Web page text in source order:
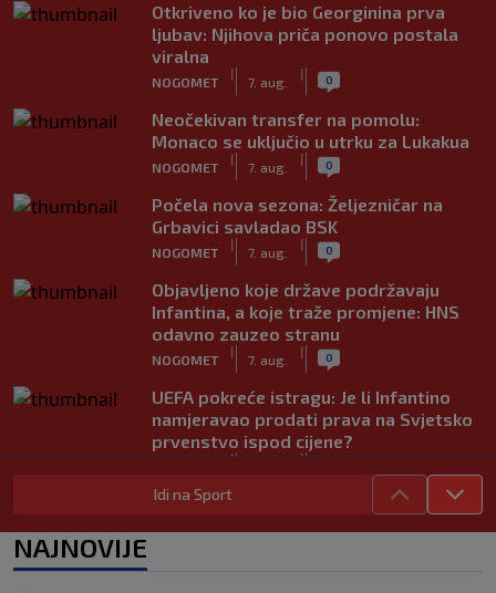
Otkriveno ko je bio Georginina prva
ljubav: Njihova priča ponovo postala
viralna
NOGOMET
|
7. aug.
| 0
Neočekivan transfer na pomolu:
Monaco se uključio u utrku za Lukakua
NOGOMET
|
7. aug.
| 0
Počela nova sezona: Željezničar na
Grbavici savladao BSK
NOGOMET
|
7. aug.
| 0
Objavljeno koje države podržavaju
Infantina, a koje traže promjene: HNS
odavno zauzeo stranu
NOGOMET
|
7. aug.
| 0
UEFA pokreće istragu: Je li Infantino
namjeravao prodati prava na Svjetsko
prvenstvo ispod cijene?
| |
Francuzi ne podržavaju Infantina, ali ga
Idi na Sport
NAJNOVIJE